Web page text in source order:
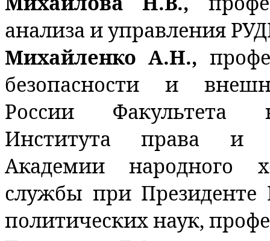
анализа и управления
Михайленко А.Н.,
безопасности и
России Факультета
Института права и
Академии народного
службы при Президенте
политических наук,